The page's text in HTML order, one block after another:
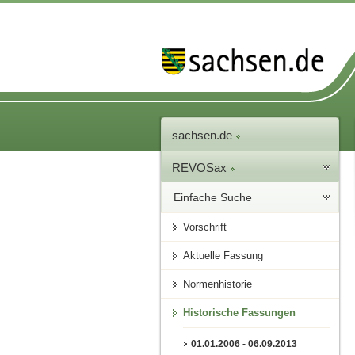
sachsen.de
REVOSax
Einfache Suche
Vorschrift
Aktuelle Fassung
Normenhistorie
Historische Fassungen
01.01.2006 - 06.09.2013